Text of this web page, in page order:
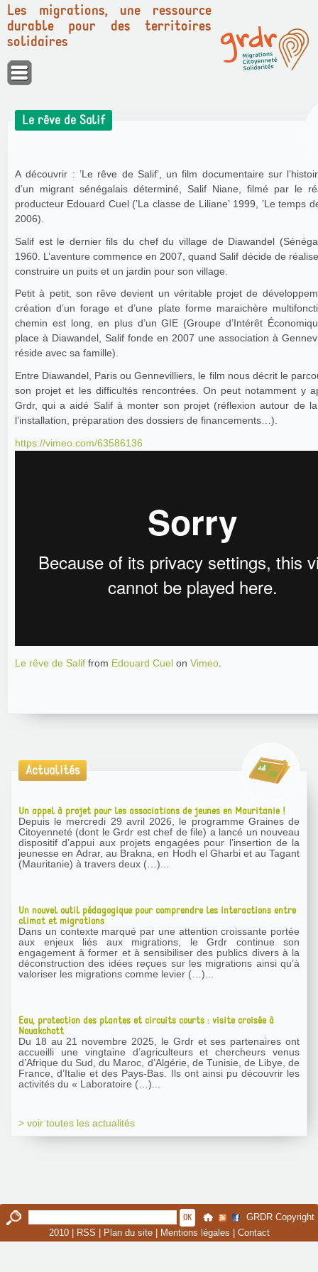
Panneau de gestion des cookies
Les migrations, une ressource
durable pour des territoires
solidaires
Le rêve de Salif
A découvrir : ’Le rêve de Salif’, un film documentaire sur
d’un migrant sénégalais déterminé, Salif Niane, filmé par le
producteur Edouard Cuel (’La classe de Liliane’ 1999, ’Le temps
2006).
Salif est le dernier fils du chef du village de Diawandel
1960. L’aventure commence en 2007, quand Salif décide de
construire un puits et un jardin pour son village.
Petit à petit, son rêve devient un véritable projet de
création d’un forage et d’une plate forme maraichère
chemin est long, en plus d’un GIE (Groupe d’Intérêt
place à Diawandel, Salif fonde en 2007 une association à
réside avec sa famille).
Entre Diawandel, Paris ou Gennevilliers, le film nous décrit le
son projet et les difficultés rencontrées. On peut notamment y
Grdr, qui a aidé Salif à monter son projet (réflexion autour de
l’installation, préparation des dossiers de financements…).
https://vimeo.com/63586136
Le rêve de Salif from Edouard Cuel on Vimeo
Actualités
Un appel à projet pour les associations de jeunes en Mauritanie !
Depuis le mercredi 29 avril 2026, le programme Graines de
Citoyenneté (dont le Grdr est chef de file) a lancé un nouveau
dispositif d’appui aux projets engagées pour l’insertion de la
jeunesse en Adrar, au Brakna, en Hodh el Gharbi et au Tagant
(Mauritanie) à travers deux (…)...
Un nouvel outil pédagogique pour comprendre les interactions entre
climat et migrations
Dans un contexte marqué par une attention croissante portée
aux enjeux liés aux migrations, le Grdr continue son
engagement à former et à sensibiliser des publics divers à la
déconstruction des idées reçues sur les migrations ainsi qu’à
valoriser les migrations comme levier (…)...
Eau, protection des plantes et circuits courts : visite croisée à
Nouakchott
Du 18 au 21 novembre 2025, le Grdr et ses partenaires ont
accueilli une vingtaine d’agriculteurs et chercheurs venus
d’Afrique du Sud, du Maroc, d’Algérie, de Tunisie, de Libye, de
France, d’Italie et des Pays-Bas. Ils ont ainsi pu découvrir les
activités du « Laboratoire (…)...
> voir toutes les actualités
GRDR Copyright
2010 |
RSS Plan du site| Mentions légales Contact